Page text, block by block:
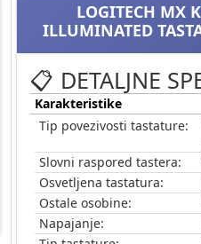
LOGITECH MX
ILLUMINATED
📋 DETALJNE
Karakteristike
Tip povezivosti tastature:
Slovni raspored tastera:
Osvetljena tastatura:
Ostale osobine:
Napajanje: